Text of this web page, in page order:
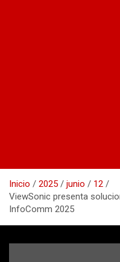
Inicio 2025 junio
12
ViewSonic presenta
InfoComm 2025